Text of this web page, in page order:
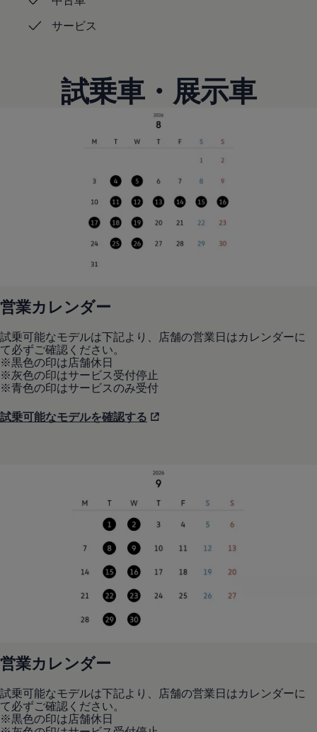
2022
2021
2020
2016
2015
リコール関連情報
セーフティ マイスター
サービス
試乗車・展示車
営業カレンダー
試乗可能なモデルは下記より、店舗の営業日はカレンダーに
て必ずご確認ください。
※黒色の印は店舗休日
※灰色の印はサービス受付停止
※青色の印はサービスのみ受付
試乗可能なモデルを確認する
営業カレンダー
試乗可能なモデルは下記より、店舗の営業日はカレンダーに
て必ずご確認ください。
※黒色の印は店舗休日